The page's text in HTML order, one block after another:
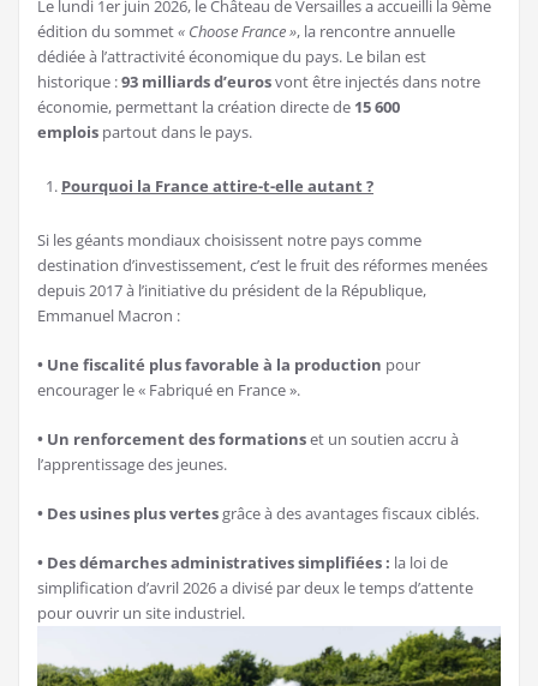
Le lundi 1er juin 2026, le Château de Versailles a accueilli la 9ème
édition du sommet« Choose France », la rencontre annuelle
dédiée à l’attractivité économique du pays. Le bilan est
historique :93 milliards d’eurosvont être injectés dans notre
économie, permettant la création directe de 15 600
emplois partout dans le pays.
Pourquoi la France attire-t-elle autant ?
Si les géants mondiaux choisissent notre pays comme
destination d’investissement, c’est le fruit des réformes menées
depuis 2017 à l’initiative du président de la République,
Emmanuel Macron :
• Une fiscalité plus favorable à la production pour
encourager le « Fabriqué en France ».
• Un renforcement des formationset un soutien accru à
l’apprentissage des jeunes.
• Des usines plus vertesgrâce à des avantages fiscaux ciblés.
• Des démarches administratives simplifiées : la loi de
simplification d’avril 2026 a divisé par deux le temps d’attente
pour ouvrir un site industriel.